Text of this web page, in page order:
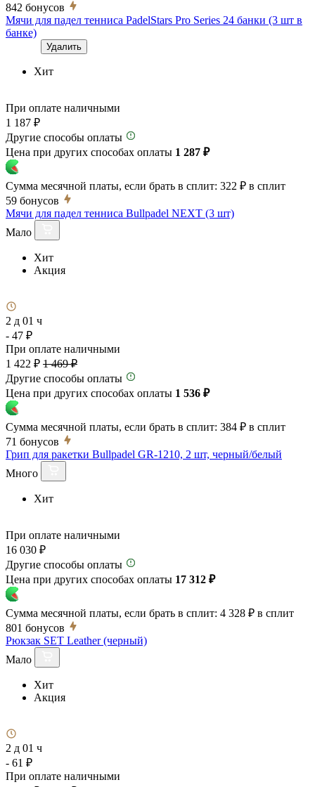
842 бонусов
Мячи для падел тенниса PadelStars Pro Series 24 банки (3 шт в
банке)
Удалить
Хит
При оплате наличными
1 187 ₽
Другие способы оплаты
Цена при других способах оплаты 1 287 ₽
Сумма месячной платы, если брать в сплит: 322 ₽ в сплит
59 бонусов
Мячи для падел тенниса Bullpadel NEXT (3 шт)
Мало
Хит
Акция
2 д 01 ч
- 47 ₽
При оплате наличными
1 422 ₽ 1 469 ₽
Другие способы оплаты
Цена при других способах оплаты 1 536 ₽
Сумма месячной платы, если брать в сплит: 384 ₽ в сплит
71 бонусов
Грип для ракетки Bullpadel GR-1210, 2 шт, черный/белый
Много
Хит
При оплате наличными
16 030 ₽
Другие способы оплаты
Цена при других способах оплаты 17 312 ₽
Сумма месячной платы, если брать в сплит: 4 328 ₽ в сплит
801 бонусов
Рюкзак SET Leather (черный)
Мало
Хит
Акция
2 д 01 ч
- 61 ₽
При оплате наличными